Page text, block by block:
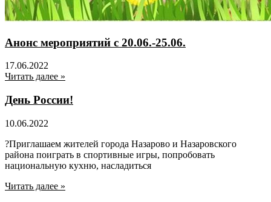
Анонс мероприятий с 20.06.-25.06.
17.06.2022
Читать далее »
День России!
10.06.2022
?Приглашаем жителей города Назарово и Назаровского
района поиграть в спортивные игры, попробовать
национальную кухню, насладиться
Читать далее »